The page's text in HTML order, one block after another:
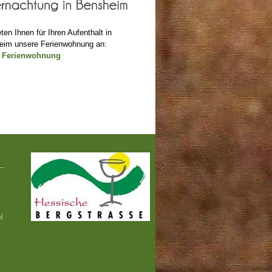
Ihnen für Ihren Aufenthalt in
unsere Ferienwohnung an: